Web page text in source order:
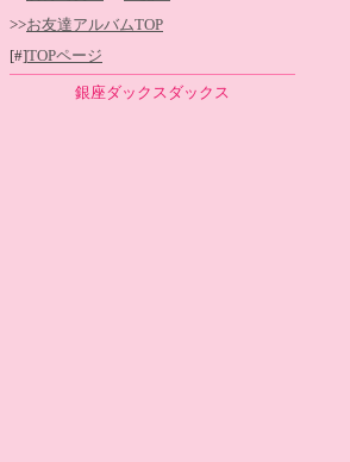
>>お友達アルバムTOP
[#]TOPページ
銀座ダックスダックス